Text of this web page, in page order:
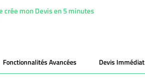
crée mon Devis en 5 minutes
Fonctionnalités Avancées Devis Immédiat